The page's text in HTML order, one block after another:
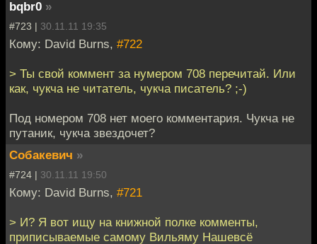
bqbr0 »
#723 | 30.11.11 19:35
Кому: David Burns, #722
> Ты свой коммент за нумером 708 перечитай. Или
как, чукча не читатель, чукча писатель? ;-)
Под номером 708 нет моего комментария. Чукча не
путаник, чукча звездочет?
Собакевич »
#724 | 30.11.11 19:50
Кому: David Burns, #721
> И? Я вот ищу на книжной полке комменты,
приписываемые самому Вильяму Нашевсё